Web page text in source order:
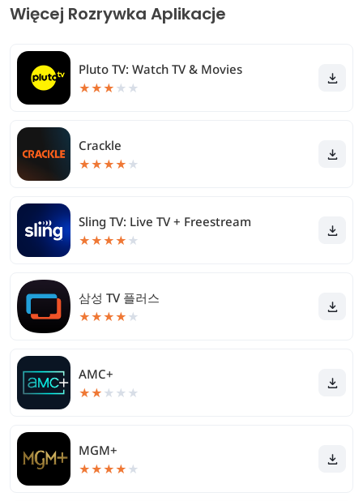
Więcej Rozrywka Aplikacje
Pluto TV: Watch TV & Movies
★★★ ★ ★
Crackle
★★★★ ★
Sling TV: Live TV + Freestream
★★★★ ★
삼성 TV 플러스
★★★★ ★
AMC+
★★ ★ ★ ★
MGM+
★★★★ ★